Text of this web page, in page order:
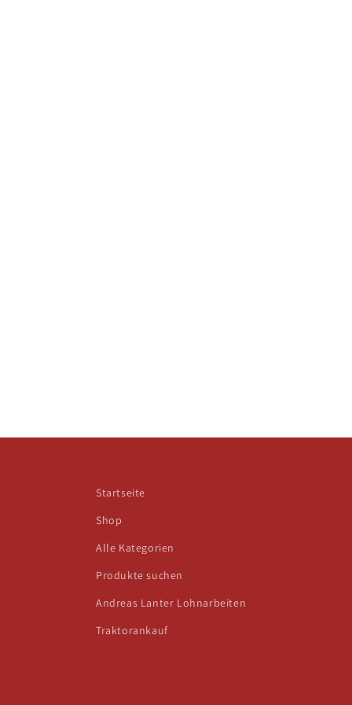
Startseite
Shop
Alle Kategorien
Produkte suchen
Andreas Lanter Lohnarbeiten
Traktorankauf